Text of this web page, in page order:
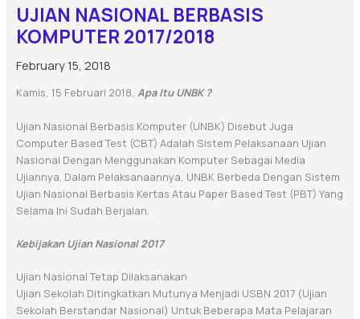
UJIAN NASIONAL BERBASIS
KOMPUTER 2017/2018
February 15, 2018
Kamis, 15 Februari 2018, Apa Itu UNBK ?
Ujian Nasional Berbasis Komputer (UNBK) Disebut Juga
Computer Based Test (CBT) Adalah Sistem Pelaksanaan Ujian
Nasional Dengan Menggunakan Komputer Sebagai Media
Ujiannya. Dalam Pelaksanaannya, UNBK Berbeda Dengan Sistem
Ujian Nasional Berbasis Kertas Atau Paper Based Test (PBT) Yang
Selama Ini Sudah Berjalan.
Kebijakan Ujian Nasional 2017
Ujian Nasional Tetap Dilaksanakan
Ujian Sekolah Ditingkatkan Mutunya Menjadi USBN 2017 (Ujian
Sekolah Berstandar Nasional) Untuk Beberapa Mata Pelajaran